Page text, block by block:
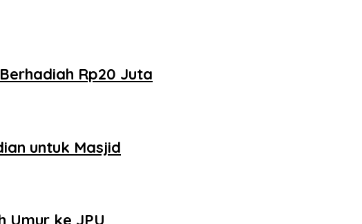
Rp20 Juta
untuk Masjid
Umur ke JPU